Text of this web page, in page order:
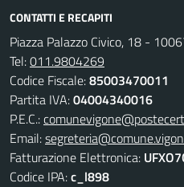
CONTATTI E RECAPITI
Piazza Palazzo Civico, 18 -
Tel:011.9804269
Codice Fiscale:85003470011
Partita IVA:04004340016
P.E.C.:
Email:
Fatturazione Elettronica:
Codice IPA:c_l898